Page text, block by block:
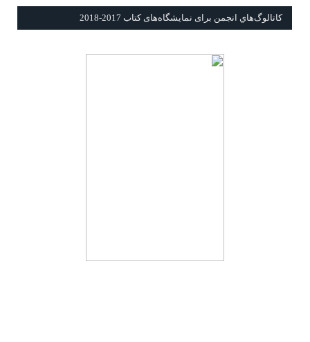
كاتالوگ‌هاي انجمن برای نمايشگاه‌های كتاب 2017-2018